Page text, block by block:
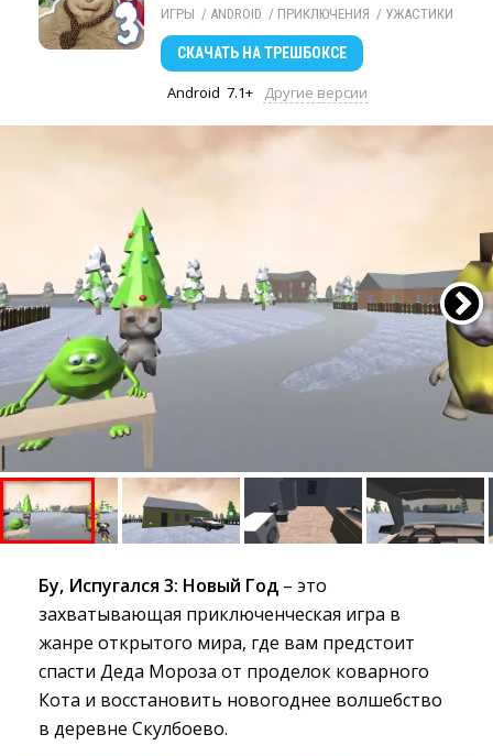
ИГРЫ / ANDROID / ПРИКЛЮЧЕНИЯ / УЖАСТИКИ
СКАЧАТЬ НА ТРЕШБОКСЕ
Android 7.1+ Другие версии
Бу, Испугался 3: Новый Год – это
захватывающая приключенческая игра в
жанре открытого мира, где вам предстоит
спасти Деда Мороза от проделок коварного
Кота и восстановить новогоднее волшебство
в деревне Скулбоево.